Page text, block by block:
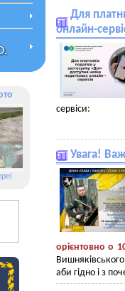
Для
онлайн-
сервіси:
Увага!
орієнтовно о
аби гідно і з